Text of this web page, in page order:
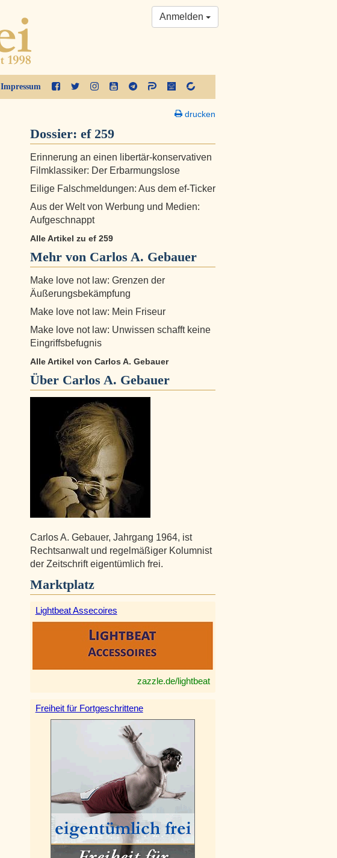
Impressum
Anmelden
drucken
Dossier: ef 259
Erinnerung an einen libertär-konservativen
Filmklassiker: Der Erbarmungslose
Eilige Falschmeldungen: Aus dem ef-Ticker
Aus der Welt von Werbung und Medien:
Aufgeschnappt
Alle Artikel zu ef 259
Mehr von Carlos A. Gebauer
Make love not law: Grenzen der
Äußerungsbekämpfung
Make love not law: Mein Friseur
Make love not law: Unwissen schafft keine
Eingriffsbefugnis
Alle Artikel von Carlos A. Gebauer
Über Carlos A. Gebauer
Carlos A. Gebauer, Jahrgang 1964, ist
Rechtsanwalt und regelmäßiger Kolumnist
der Zeitschrift eigentümlich frei.
Marktplatz
Lightbeat Assecoires
zazzle.de/lightbeat
Freiheit für Fortgeschrittene